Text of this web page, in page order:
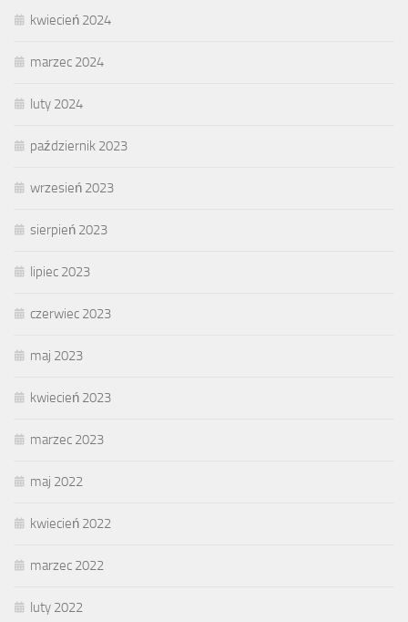
kwiecień 2024
marzec 2024
luty 2024
październik 2023
wrzesień 2023
sierpień 2023
lipiec 2023
czerwiec 2023
maj 2023
kwiecień 2023
marzec 2023
maj 2022
kwiecień 2022
marzec 2022
luty 2022